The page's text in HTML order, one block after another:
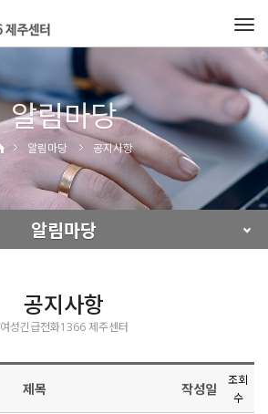
알림마당
알림마당 공지사항
알림마당
공지사항
여성긴급전화1366 제주센터
제목 작성일
조회
수